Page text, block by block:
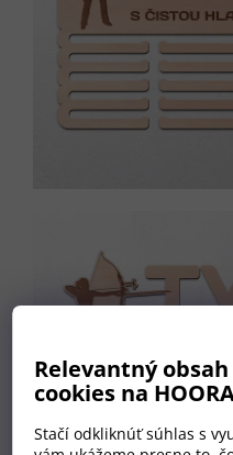
Relevantný
cookies na
Stačí odkliknúť súhlas s